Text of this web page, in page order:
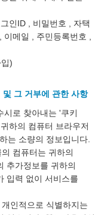
인ID , 비밀번호 , 자택
메일 , 주민등록번호 ,
)
그 거부에 관한 사항
시로 찾아내는 '쿠키
하의 컴퓨터 브라우저
는 소량의 정보입니다.
컴퓨터는 귀하의
추가정보를 귀하의
입력 없이 서비스를
인적으로 식별하지는